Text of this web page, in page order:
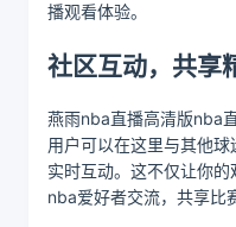
播观看体验。
社区互动，共享
燕雨nba直播高清版nba
用户可以在这里与其他
实时互动。这不仅让你
nba爱好者交流，共享比